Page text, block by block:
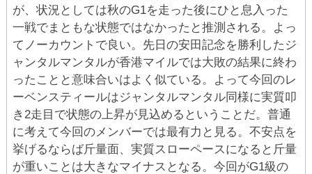
が、状況としては秋のG1を走った後にひと息入った
一戦でまともな状態ではなかったと推測される。よっ
てノーカウントで良い。先日の安田記念を勝利したジ
ャンタルマンタルが香港マイルでは大敗の結果に終わ
ったことと意味合いはよく似ている。よって今回のレ
ーベンスティールはジャンタルマンタル同様に実質叩
き2走目で状態の上昇が見込めるということだ。普通
に考えて今回のメンバーでは最有力と見る。不安点を
挙げるならば斤量面、実質スローペースになると斤量
が重いことは大きなマイナスとなる。今回がG1級の